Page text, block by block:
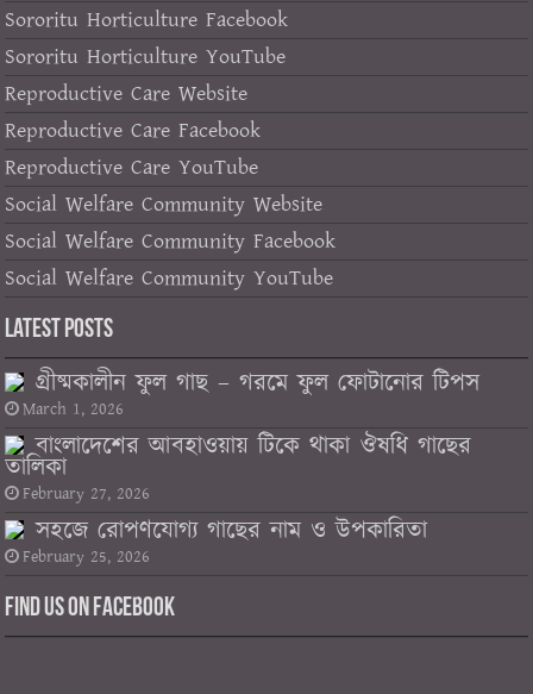
Sororitu Horticulture Facebook
Sororitu Horticulture YouTube
Reproductive Care Website
Reproductive Care Facebook
Reproductive Care YouTube
Social Welfare Community Website
Social Welfare Community Facebook
Social Welfare Community YouTube
Latest Posts
গ্রীষ্মকালীন ফুল গাছ – গরমে ফুল ফোটানোর টিপস
March 1, 2026
বাংলাদেশের আবহাওয়ায় টিকে থাকা ঔষধি গাছের
তালিকা
February 27, 2026
সহজে রোপণযোগ্য গাছের নাম ও উপকারিতা
February 25, 2026
Find us on Facebook